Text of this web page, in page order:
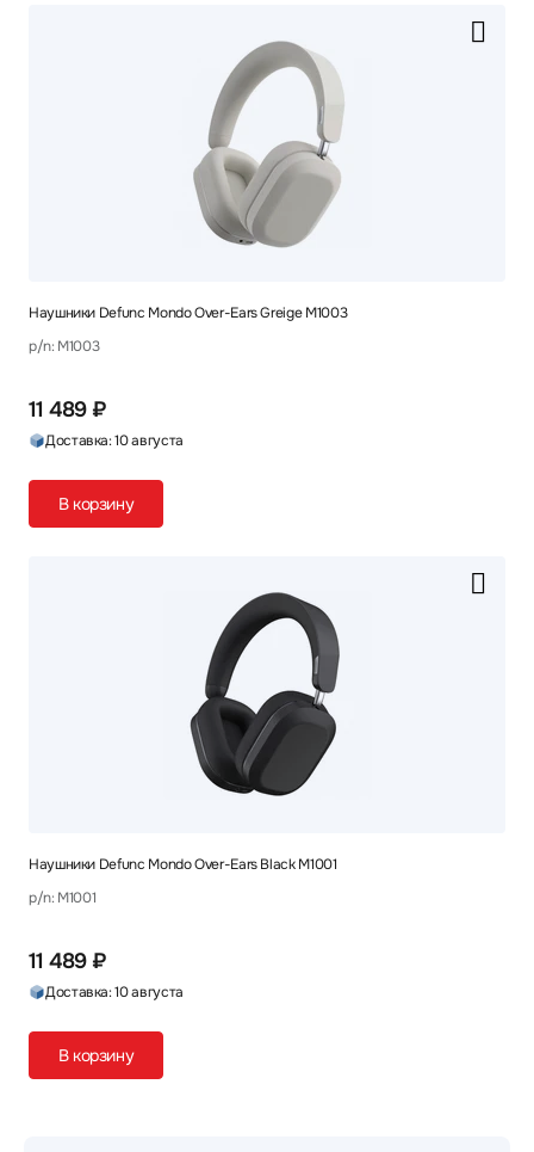
Наушники Defunc Mondo Over-Ears Greige M1003
p/n: M1003
11 489 ₽
Доставка: 10 августа
В корзину
Наушники Defunc Mondo Over-Ears Black M1001
p/n: M1001
11 489 ₽
Доставка: 10 августа
В корзину